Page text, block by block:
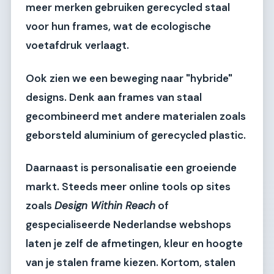
meer merken gebruiken gerecycled staal
voor hun frames, wat de ecologische
voetafdruk verlaagt.
Ook zien we een beweging naar "hybride"
designs. Denk aan frames van staal
gecombineerd met andere materialen zoals
geborsteld aluminium of gerecycled plastic.
Daarnaast is personalisatie een groeiende
markt. Steeds meer online tools op sites
zoals Design Within Reach of
gespecialiseerde Nederlandse webshops
laten je zelf de afmetingen, kleur en hoogte
van je stalen frame kiezen. Kortom, stalen